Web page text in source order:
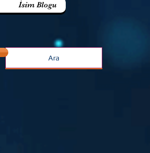
İsim Blogu